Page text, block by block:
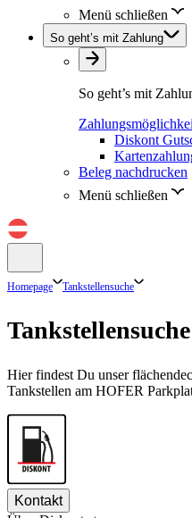
Menü schließen
So geht’s mit Zahlung
So geht’s mit
Diskont
Beleg nachdrucken
Menü schließen
Homepage Tankstellensuche
Tankstellensuche
Hier findest Du unser
Tankstellen am HOFER
Kontakt